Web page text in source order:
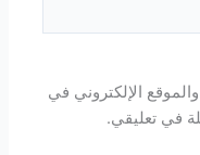
الإلكتروني في
في تعليقي.